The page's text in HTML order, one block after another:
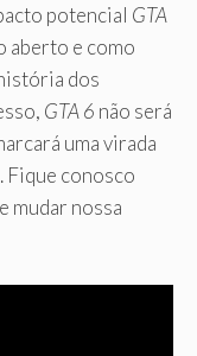
potencial GTA
aberto e como
dos
GTA 6 não será
uma virada
Fique conosco
mudar nossa